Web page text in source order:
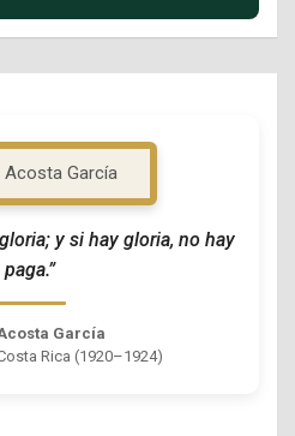
y si hay gloria, no hay
paga.”
García
Rica (1920–1924)